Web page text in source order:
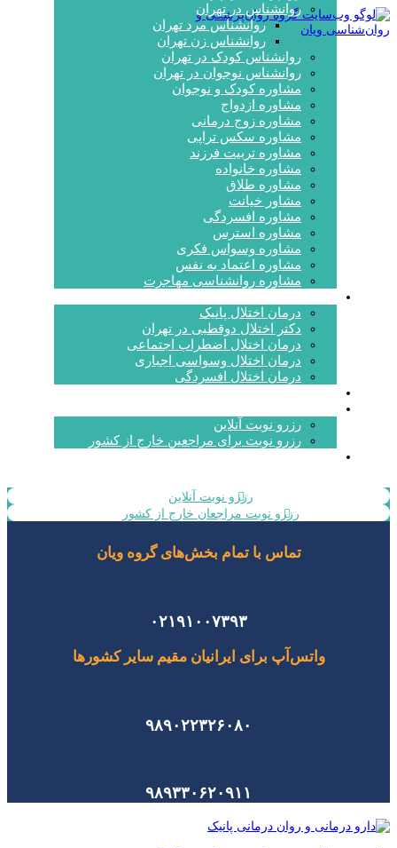
روانشناس در تهران
روانشناس مرد تهران
روانشناس زن تهران
روانشناس کودک در تهران
روانشناس نوجوان در تهران
مشاوره کودک و نوجوان
مشاوره ازدواج
مشاوره زوج درمانی
مشاوره سکس تراپی
مشاوره تربیت فرزند
مشاوره خانواده
مشاوره طلاق
مشاور خیانت
مشاوره افسردگی
مشاوره استرس
مشاوره وسواس فکری
مشاوره اعتماد به نفس
مشاوره روانشناسی مهاجرت
درمان اختلال پانیک
دکتر اختلال دوقطبی در تهران
درمان اختلال اضطراب اجتماعی
درمان اختلال وسواسی اجباری
درمان اختلال افسردگی
رزرو نوبت آنلاین
رزرو نوبت برای مراجعین خارج از کشور
رزرو نوبت آنلاین
رزرو نوبت مراجعان خارج از کشور
تماس با تمام بخش‌های گروه ویان
۰۲۱۹۱۰۰۷۳۹۳
واتس‌آپ برای ایرانیان مقیم سایر کشورها
۹۸۹۰۲۲۳۲۶۰۸۰
۹۸۹۳۳۰۶۲۰۹۱۱